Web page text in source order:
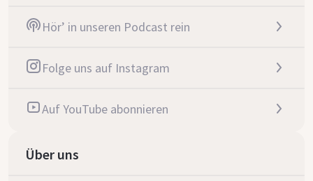
Hör’ in unseren Podcast rein
Folge uns auf Instagram
Auf YouTube abonnieren
Über uns